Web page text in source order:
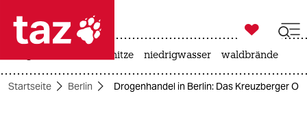
 taz zahl ich
taz zahl ich

taz zahl ich
hitze niedrigwasser waldbrände
Startseite Berlin Drogenhandel in Berlin: Das Kreuzberger